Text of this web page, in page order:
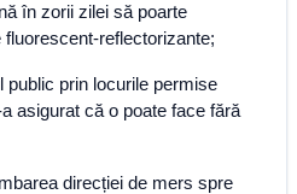
în zorii zilei să poarte
reflectorizante;
prin locurile permise
asigurat că o poate face fără
direcției de mers spre